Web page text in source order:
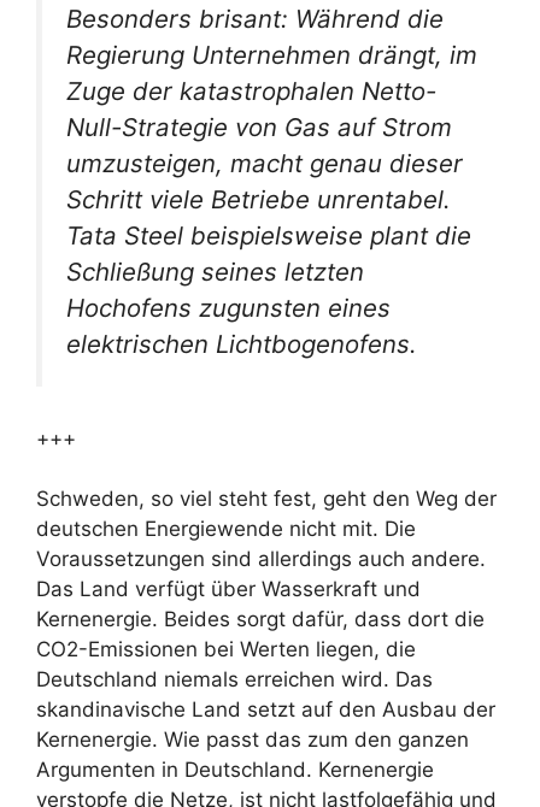
Besonders brisant: Während die
Regierung Unternehmen drängt, im
Zuge der katastrophalen Netto-
Null-Strategie von Gas auf Strom
umzusteigen, macht genau dieser
Schritt viele Betriebe unrentabel.
Tata Steel beispielsweise plant die
Schließung seines letzten
Hochofens zugunsten eines
elektrischen Lichtbogenofens.
+++
Schweden, so viel steht fest, geht den Weg der
deutschen Energiewende nicht mit. Die
Voraussetzungen sind allerdings auch andere.
Das Land verfügt über Wasserkraft und
Kernenergie. Beides sorgt dafür, dass dort die
CO2-Emissionen bei Werten liegen, die
Deutschland niemals erreichen wird. Das
skandinavische Land setzt auf den Ausbau der
Kernenergie. Wie passt das zum den ganzen
Argumenten in Deutschland. Kernenergie
verstopfe die Netze, ist nicht lastfolgefähig und